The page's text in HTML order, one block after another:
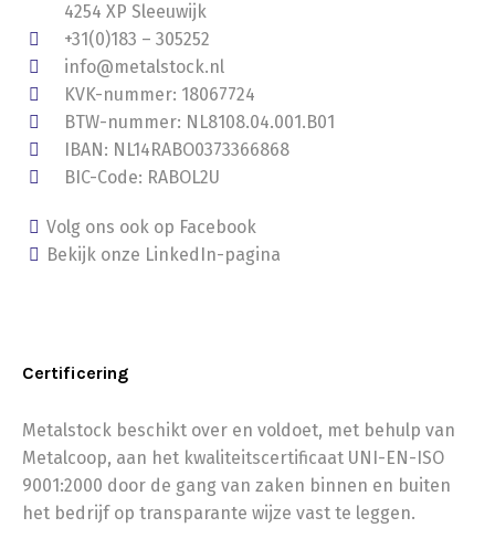
4254 XP Sleeuwijk
+31(0)183 – 305252
info@metalstock.nl
KVK-nummer: 18067724
BTW-nummer: NL8108.04.001.B01
IBAN: NL14RABO0373366868
BIC-Code: RABOL2U
Volg ons ook op Facebook
Bekijk onze LinkedIn-pagina
Certificering
Metalstock beschikt over en voldoet, met behulp van
Metalcoop, aan het kwaliteitscertificaat UNI-EN-ISO
9001:2000 door de gang van zaken binnen en buiten
het bedrijf op transparante wijze vast te leggen.